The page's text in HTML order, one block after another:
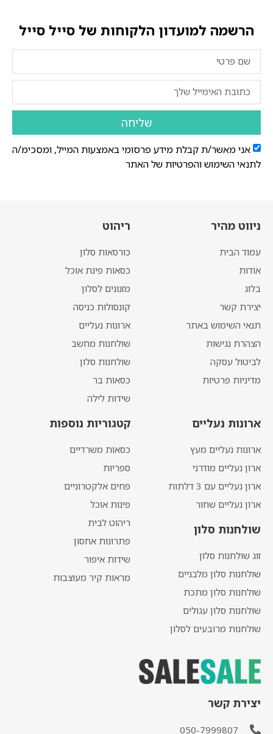
הרשמה למועדון הלקוחות של סייל סייל
אני מאשר/ת קבלת מידע פרסומי באמצעות המייל, ומסכימ/ה
לתנאי השימוש והפרטיות של האתר
שליחה
ניווט מהיר
עמוד הבית
אודות
בלוג
יצירת קשר
תנאי השימוש באתר
הצהרת נגישות
לביטול עסקה
מדיניות פרטיות
ריהוט
כורסאות סלון
כסאות פינת אוכל
מזנונים לסלון
קונסולות כניסה
ארונות נעליים
שולחנות מחשב
שולחנות סלון
כסאות בר
שידות לילה
ארונות נעליים
ארונות נעליים מעץ
ארון נעליים מודרני
ארון נעליים עם 3 דלתות
ארון נעליים שחור
שולחנות סלון
זוג שולחנות סלון
שולחנות סלון מלבניים
שולחנות סלון מתכת
שולחנות סלון עגולים
שולחנות מרובעים לסלון
קטגוריות נוספות
כסאות משרדיים
ספריות
פחים אלקטרוניים
פינות אוכל
ריהוט לבית
פתרונות אחסון
שידות איפור
מראות קיר מעוצבות
יצירת קשר
050-7999807